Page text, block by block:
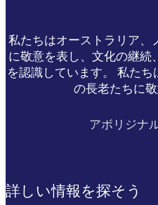
私たちはオーストラリア、
に敬意を表し、文化の継続
を認識しています。 私た
の長老たちに敬
アボリジナ
詳しい情報を探そう